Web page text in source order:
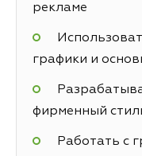
рекламе
графики и
фирменный
Работать с